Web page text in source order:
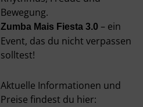
Bewegung.
Zumba Mais Fiesta 3.0 – ein
Event, das du nicht verpassen
solltest!
Aktuelle Informationen und
Preise findest du hier: